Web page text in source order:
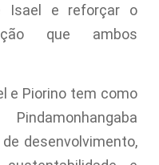
Isael e reforçar o
que ambos
e Piorino tem como
desenvolvimento,